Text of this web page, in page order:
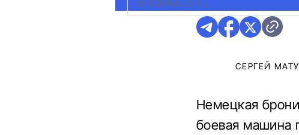
BERGEPANZER 2
СЕРГЕЙ
Немецкая
боевая машина